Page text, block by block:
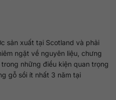
sản xuất tại Scotland và phải
ngặt về nguyên liệu, chưng
những điều kiện quan trọng
gỗ sồi ít nhất 3 năm tại